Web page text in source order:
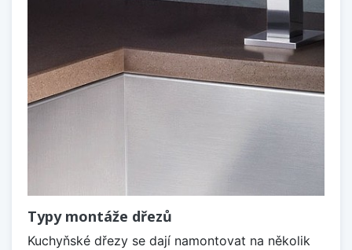
Typy montáže dřezů
Kuchyňské dřezy se dají namontovat na několik